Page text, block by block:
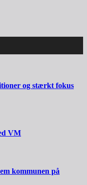
og stærkt fokus
VM
kommunen på